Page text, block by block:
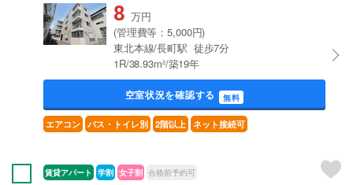
8 万円
(管理費等：5,000円)
東北本線/長町駅 徒歩7分
1R/38.93m²/築19年
空室状況を確認する 無料
エアコン バス・トイレ別 2階以上 ネット接続可
賃貸アパート 学割 女子割 合格前予約可